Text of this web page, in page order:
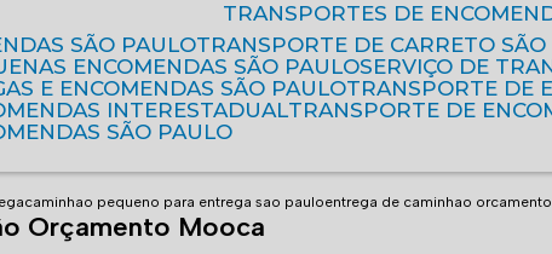
TRANSPORTES DE
SÃO PAULO
TRANSPORTE DE CARRETO
ENCOMENDAS SÃO PAULO
SERVIÇO DE
E ENCOMENDAS SÃO PAULO
TRANSPORTE DE
INTERESTADUAL
TRANSPORTE DE
SÃO PAULO
caminhao pequeno para entrega sao pauloentrega de caminhao
Orçamento Mooca